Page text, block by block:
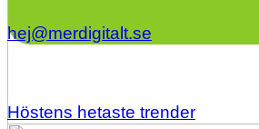
Höstens hetaste trender
hej@merdigitalt.se